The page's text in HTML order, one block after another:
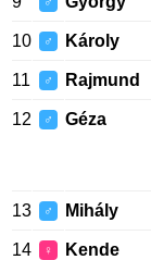
10 ♂ Károly
11 ♂ Rajmund
12 ♂ Géza
13 ♂ Mihály
14 ♀ Kende